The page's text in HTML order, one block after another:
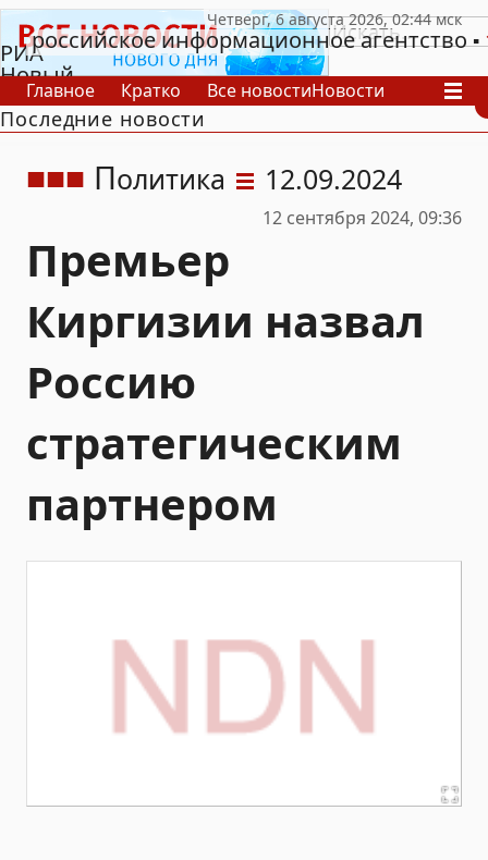
РИА
Новый
День
российское информационное агентство
Главное Кратко Все новостиНовости
В России
В мире
Последние новости
Политика 12.09.2024
12 сентября 2024, 09:36
Премьер
Киргизии назвал
Россию
стратегическим
партнером